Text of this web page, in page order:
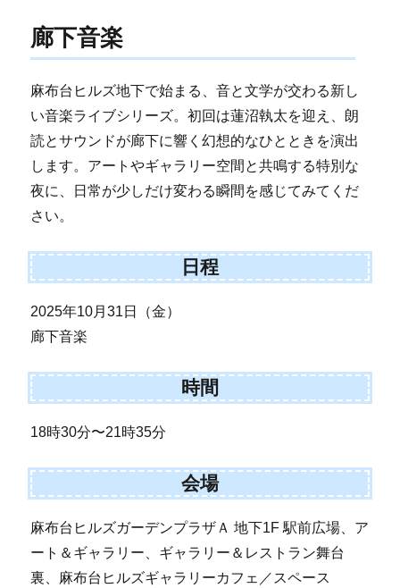
廊下音楽
麻布台ヒルズ地下で始まる、音と文学が交わる新し
い音楽ライブシリーズ。初回は蓮沼執太を迎え、朗
読とサウンドが廊下に響く幻想的なひとときを演出
します。アートやギャラリー空間と共鳴する特別な
夜に、日常が少しだけ変わる瞬間を感じてみてくだ
さい。
日程
2025年10月31日（金）
廊下音楽
時間
18時30分〜21時35分
会場
麻布台ヒルズガーデンプラザＡ 地下1F 駅前広場、ア
ート＆ギャラリー、ギャラリー＆レストラン舞台
裏、麻布台ヒルズギャラリーカフェ／スペース